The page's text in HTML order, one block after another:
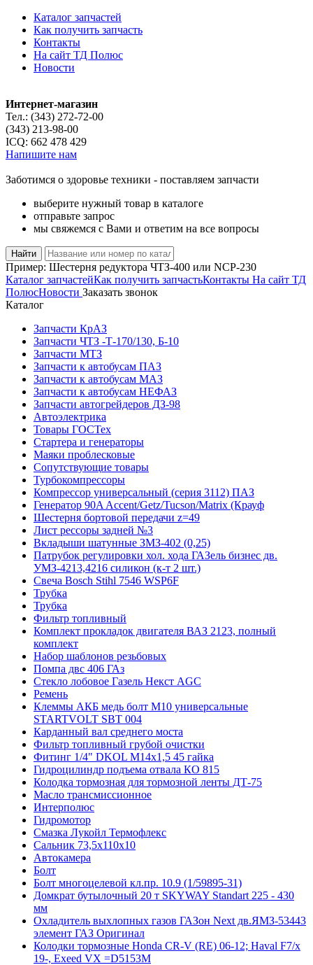
Каталог запчастей
Как получить запчасть
Контакты
На сайт ТД Полюс
Новости
Интернет-магазин
Тел.: (343) 272-72-00
(343) 213-98-00
ICQ: 662 478 429
Напишите нам
Заботимся о здоровье техники - поставляем запчасти
выберите нужный товар в каталоге
отправьте запрос
мы свяжемся с Вами и ответим на все вопросы
Пример: Шестерня редуктора ЧТЗ-400 или NCP-230
Каталог запчастейКак получить запчастьКонтакты На сайт ТД
ПолюсНовости Заказать звонок
Каталог
Запчасти КрАЗ
Запчасти ЧТЗ -Т-170/130, Б-10
Запчасти МТЗ
Запчасти к автобусам ПАЗ
Запчасти к автобусам МАЗ
Запчасти к автобусам НЕФАЗ
Запчасти автогрейдеров ДЗ-98
Автоэлектрика
Товары ГОСТех
Стартера и генераторы
Маяки проблесковые
Сопутствующие товары
Турбокомпрессоры
Компрессор универсальный (серия 3112) ПАЗ
Генератор 90A Accent/Getz/Tucson/Matrix (Крауф
Шестерня бортовой передачи z=49
Лист рессоры задней №3
Вкладыши шатунные ЗМЗ-402 (0,25)
Патрубок регулировки хол. хода ГАЗель бизнес дв.
УМЗ-4213,4216 силикон (к-т 2 шт.)
Свеча Bosch Stihl 7546 WSP6F
Трубка
Трубка
Фильтр топливный
Комплект прокладок двигателя ВАЗ 2123, полный
комплект
Набор шаблонов резьбовых
Помпа двс 406 ГАз
Стекло лобовое Газель Некст AGC
Ремень
Клеммы АКБ медь болт М10 универсальные
STARTVOLT SBT 004
Карданный вал среднего моста
Фильтр топливный грубой очистки
Фитинг 1/4" DKOL M14х1,5 45 гайка
Гидроцилиндр подъема отвала КО 815
Колодка тормозная для тормозной ленты ДТ-75
Масло трансмиссионное
Интерполюс
Гидромотор
Смазка Лукойл Термофлекс
Сальник 73,5х110х10
Автокамера
Болт
Болт многоцелевой кл.пр. 10.9 (1/59895-31)
Домкрат бутылочный 20 т SKYWAY Standart 225 - 430
мм
Охладитель выхлопных газов ГАЗон Next дв.ЯМЗ-53443
элемент ГАЗ Оригинал
Колодки тормозные Honda CR-V (RE) 06-12; Haval F7/x
19-, Exeed VX =D5153M